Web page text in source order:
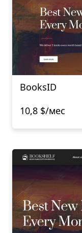
BooksID
10,8 $/мес